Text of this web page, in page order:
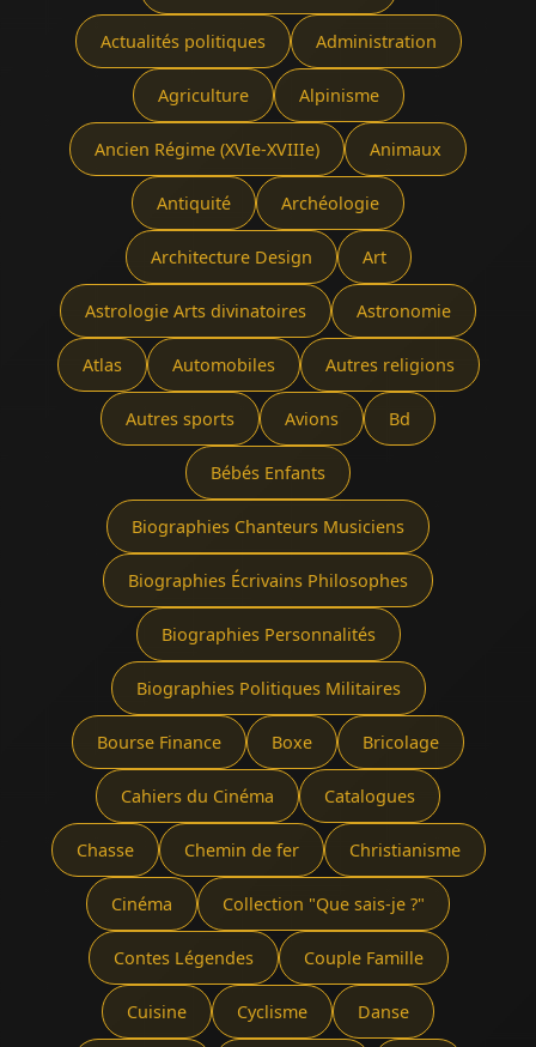
Actualités politiques Administration
Agriculture Alpinisme
Ancien Régime (XVIe-XVIIIe) Animaux
Antiquité Archéologie
Architecture Design Art
Astrologie Arts divinatoires Astronomie
Atlas Automobiles Autres religions
Autres sports Avions Bd
Bébés Enfants
Biographies Chanteurs Musiciens
Biographies Écrivains Philosophes
Biographies Personnalités
Biographies Politiques Militaires
Bourse Finance Boxe Bricolage
Cahiers du Cinéma Catalogues
Chasse Chemin de fer Christianisme
Cinéma Collection "Que sais-je ?"
Contes Légendes Couple Famille
Cuisine Cyclisme Danse